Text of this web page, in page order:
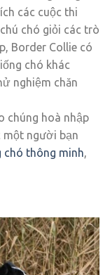
các cuộc thi
chó giỏi các trò
Border Collie có
chó khác
nghiệm chăn
chúng hoà nhập
một người bạn
chó thông minh